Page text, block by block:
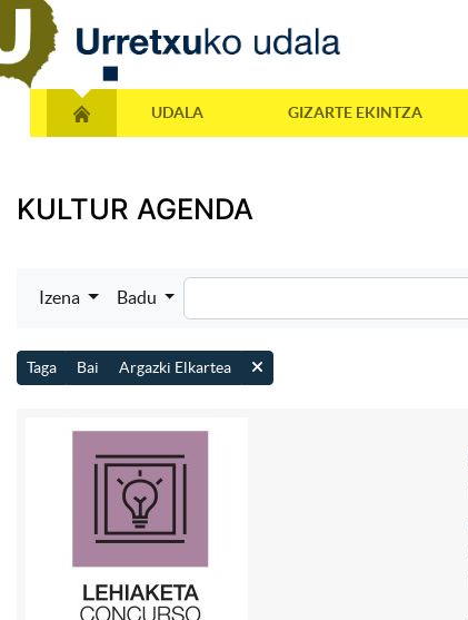
UDALA GIZARTE EKINTZA
KULTUR AGENDA
Izena Badu
Taga Bai Argazki Elkartea